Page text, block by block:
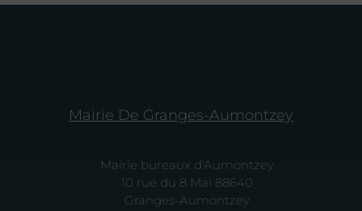
Mairie De Granges-Aumontzey
Mairie bureaux d'Aumontzey
10 rue du 8 Mai 88640
Granges-Aumontzey